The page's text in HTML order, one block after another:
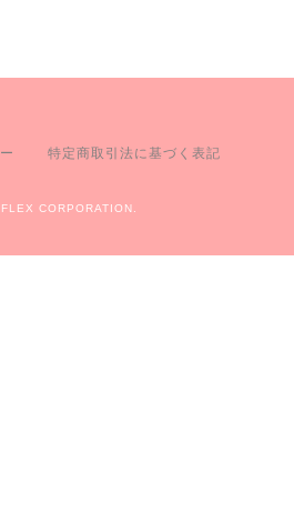
特定商取引法に基づく表記
CORPORATION.